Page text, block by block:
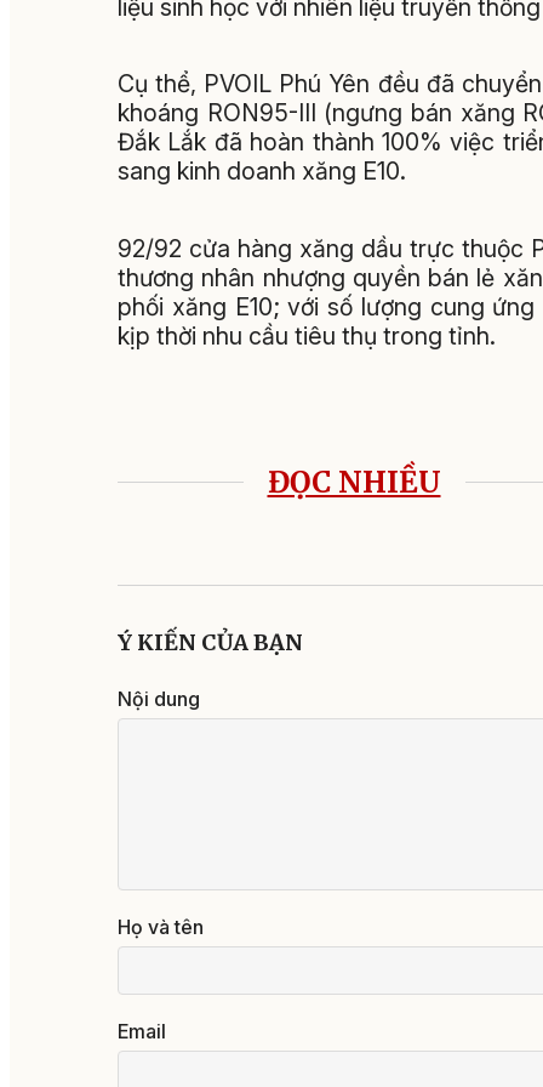
liệu sinh học với nhiên liệu truyền
Cụ thể, PVOIL Phú Yên đều đã
khoáng RON95-III (ngưng bán xăng
Đắk Lắk đã hoàn thành 100% việc
sang kinh doanh xăng E10.
92/92 cửa hàng xăng dầu trực thuộc
thương nhân nhượng quyền bán lẻ
phối xăng E10; với số lượng cung
kịp thời nhu cầu tiêu thụ trong tỉnh.
ĐỌC NHIỀU
Ý KIẾN CỦA BẠN
Nội dung
Họ và tên
Email